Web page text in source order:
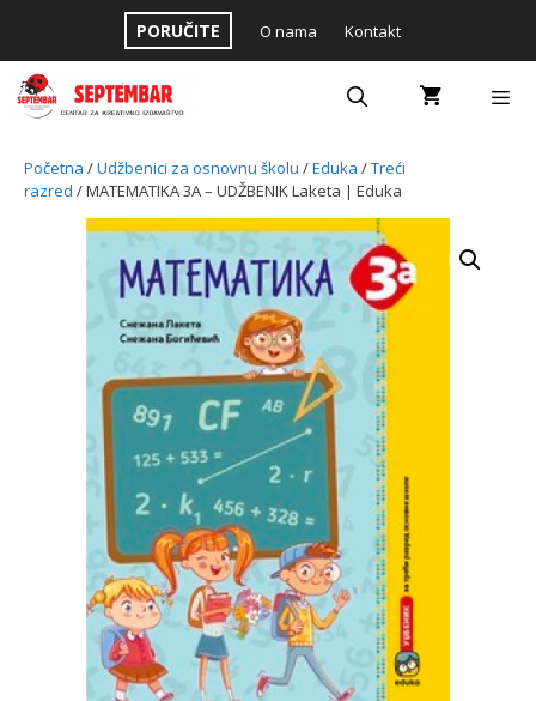
content
PORUČITE O nama Kontakt
Početna /Udžbenici za osnovnu školu /Eduka /Treći
razred / MATEMATIKA 3A – UDŽBENIK Laketa | Eduka